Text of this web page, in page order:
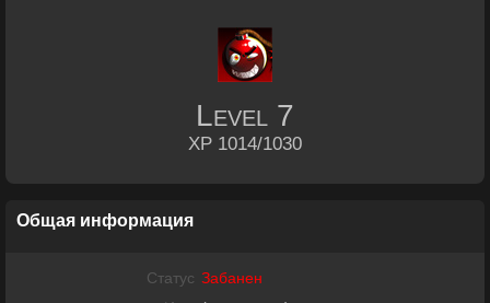
Level 7
XP 1014/1030
Общая информация
Статус Забанен